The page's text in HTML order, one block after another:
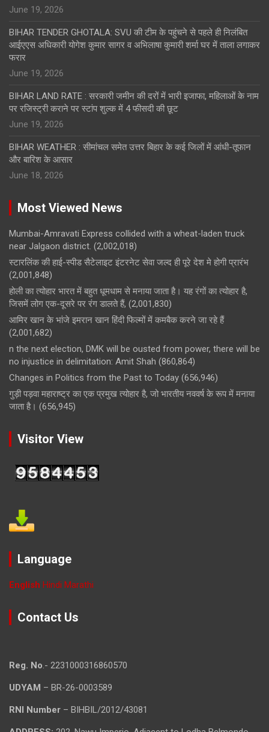
June 19, 2026
BIHAR TENDER GHOTALA: SVU की टीम के पहुंचने से पहले ही निलंबित
आईएएस अधिकारी योगेश कुमार सागर व अभिलाषा कुमारी शर्मा घर में ताला लगाकर
फरार
June 19, 2026
BIHAR LAND RATE : सरकारी जमीन की दरों में भारी इजाफा, महिलाओं के नाम
पर रजिस्ट्री कराने पर स्टांप शुल्क में 4 फीसदी की छूट
June 19, 2026
BIHAR WEATHER : सीमांचल समेत उत्तर बिहार के कई जिलों में आंधी-तूफान
और बारिश के आसार
June 18, 2026
Most Viewed News
Mumbai-Amravati Express collided with a wheat-laden truck
near Jalgaon district. (2,002,018)
स्टारलिंक की हाई-स्पीड सैटेलाइट इंटरनेट सेवा जल्द ही पूरे देश मे होगी प्रारंभ
(2,001,848)
होली का त्योहार भारत में बहुत धूमधाम से मनाया जाता है। यह रंगों का त्योहार है,
जिसमें लोग एक-दूसरे पर रंग डालते हैं, (2,001,830)
आमिर खान के भांजे इमरान खान हिंदी फिल्मों में कमबैक करने जा रहे हैं
(2,001,682)
n the next election, DMK will be ousted from power, there will be
no injustice in delimitation: Amit Shah (860,864)
Changes in Politics from the Past to Today (656,946)
गुड़ी पड़वा महाराष्ट्र का एक प्रमुख त्योहार है, जो भारतीय नववर्ष के रूप में मनाया
जाता है। (656,945)
Visitor View
Language
English Hindi Marathi
Contact Us
Reg. No.- 2231000316860570
UDYAM – BR-26-0003589
RNI Number – BIHBIL/2012/43081